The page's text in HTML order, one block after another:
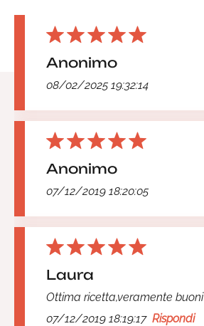
Anonimo
08/02/2025 19:32:14
Anonimo
07/12/2019 18:20:05
Laura
Ottima ricetta,veramente buoni
07/12/2019 18:19:17 Rispondi